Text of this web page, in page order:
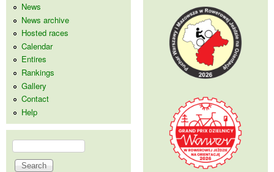
News
News archive
Hosted races
Calendar
Entires
Rankings
Gallery
Contact
Help
Search form
Search